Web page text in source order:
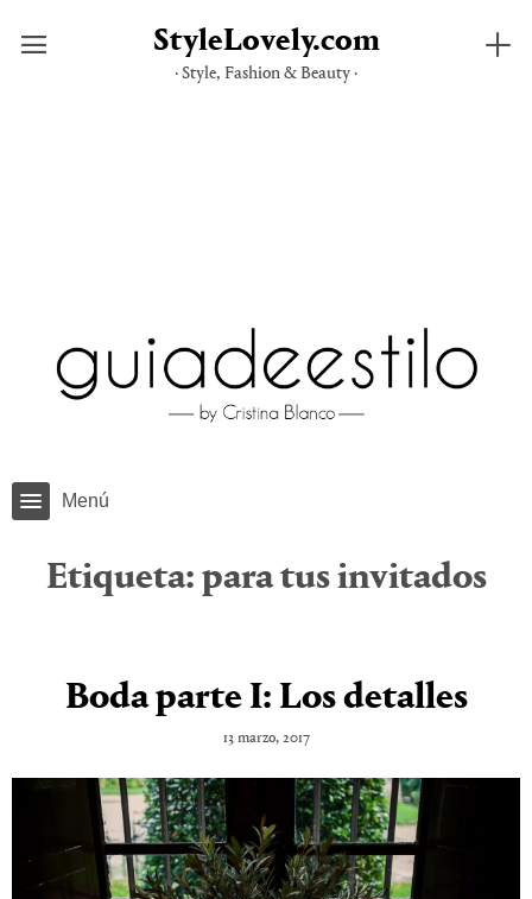
StyleLovely.com
· Style, Fashion & Beauty ·
Menú
Etiqueta: para tus invitados
Boda parte I: Los detalles
13 marzo, 2017